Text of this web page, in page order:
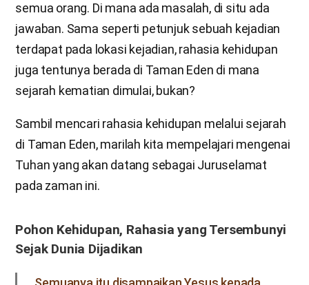
semua orang. Di mana ada masalah, di situ ada
jawaban. Sama seperti petunjuk sebuah kejadian
terdapat pada lokasi kejadian, rahasia kehidupan
juga tentunya berada di Taman Eden di mana
sejarah kematian dimulai, bukan?
Sambil mencari rahasia kehidupan melalui sejarah
di Taman Eden, marilah kita mempelajari mengenai
Tuhan yang akan datang sebagai Juruselamat
pada zaman ini.
Pohon Kehidupan, Rahasia yang Tersembunyi
Sejak Dunia Dijadikan